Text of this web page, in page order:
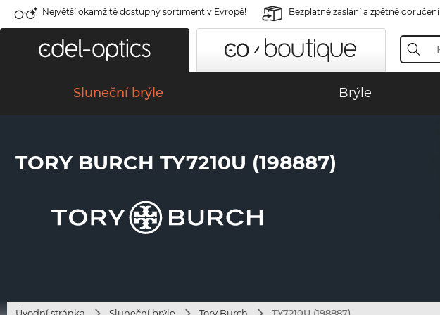
Největší okamžitě dostupný sortiment v Evropě! Bezplatné zaslání a zpětné doručení
Sluneční brýle Brýle
TORY BURCH TY7210U (198887)